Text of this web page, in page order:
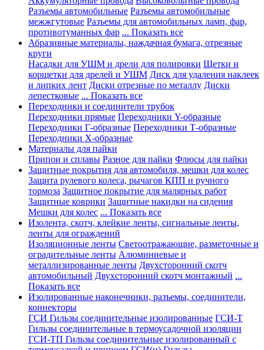
Разъемы автомобильные Разъемы автомобильные
межжгутовые Разъемы для автомобильных ламп, фар,
противотуманных фар ... Показать все
Абразивные материалы, наждачная бумага, отрезные
круги
Насадки для УШМ и дрели для полировки Щетки и
корщетки для дрелей и УШМ Диск для удаления наклеек
и липких лент Диски отрезные по металлу Диски
лепестковые ... Показать все
Переходники и соединители трубок
Переходники прямые Переходники Y-образные
Переходники Г-образные Переходники Т-образные
Переходники Х-образные
Материалы для пайки
Припои и сплавы Разное для пайки Флюсы для пайки
Защитные покрытия для автомобиля, мешки для колес
Защита рулевого колеса, рычагов КПП и ручного
тормоза Защитное покрытие для малярных работ
Защитные коврики Защитные накидки на сидения
Мешки для колес ... Показать все
Изолента, скотч, клейкие ленты, сигнальные ленты,
ленты для ограждений
Изоляционные ленты Светоотражающие, разметочные и
оградительные ленты Алюминиевые и
металлизированные ленты Двухсторонний скотч
автомобильный Двухсторонний скотч монтажный ...
Показать все
Изолированные наконечники, разъемы, соединители,
коннекторы
ГСИ Гильзы соединительные изолированные ГСИ-Т
Гильзы соединительные в термоусадочной изоляции
ГСИ-ТП Гильзы соединительные изолированный с